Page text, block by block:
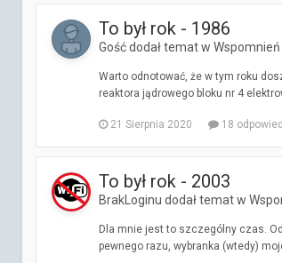
To był rok - 1986
Gość dodał temat w
Warto odnotować, że w tym roku
reaktora jądrowego bloku nr 4
21 Sierpnia 2020 18
To był rok - 2003
BrakLoginu dodał temat w
Dla mnie jest to szczególny czas.
pewnego razu, wybranka (wtedy)